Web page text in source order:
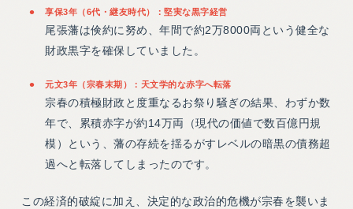
享保3年（6代・継友時代）：堅実な黒字経営
尾張藩は倹約に努め、年間で約2万8000両という健全な
財政黒字を確保していました。
元文3年（宗春末期）：天文学的な赤字へ転落
宗春の積極財政と度重なるお祭り騒ぎの結果、わずか数
年で、累積赤字が約14万両（現代の価値で数百億円規
模）という、藩の存続を揺るがすレベルの暗黒の債務超
過へと転落してしまったのです。
この経済的破綻に加え、決定的な政治的危機が宗春を襲いま